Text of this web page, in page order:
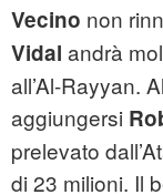
Vecino non
Vidal andrà
all’Al-Rayyan.
aggiungersi
prelevato
di 23 milioni. Il